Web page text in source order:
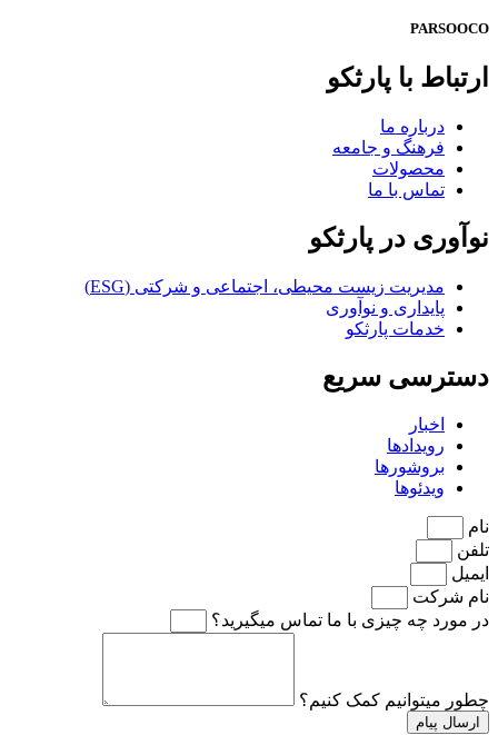
PARSOOCO
ارتباط با پارثکو
درباره ما
فرهنگ و جامعه
محصولات
تماس با ما
نوآوری در پارثکو
مدیریت زیست محیطی، اجتماعی و شرکتی (ESG)
پایداری و نوآوری
خدمات پارثکو
دسترسی سریع
اخبار
رویدادها
بروشورها
ویدئوها
نام
تلفن
ایمیل
نام شرکت
در مورد چه چیزی با ما تماس میگیرید؟
چطور میتوانیم کمک کنیم؟
ارسال پیام